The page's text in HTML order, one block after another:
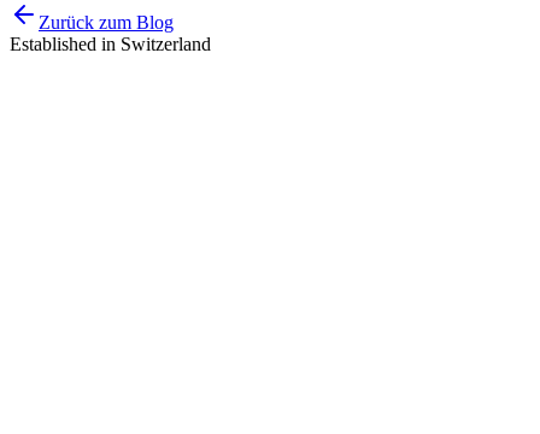
Zurück zum Blog
Established in Switzerland